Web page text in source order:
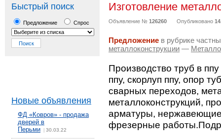
Быстрый поиск
Предложение Спрос
Новые объявления
ФД «Ковров» - продажа
дверей в
Перьми
30.03.22
Изготовление
Объявление № 126260 Опубликовано
Предложение в рубрике
металлоконструкции —
Производство труб в
ппу, скорлуп ппу, опор
сварных переходов,
металлоконструкций,
арматуры,
фрезерные